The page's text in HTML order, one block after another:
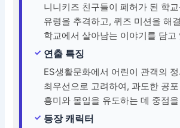
니니키즈 친구들이 폐허가 된 학
유령을 추격하고, 퀴즈 미션을 해
학교에서 살아남는 이야기를 담고
연출 특징
ES생활문화에서 어린이 관객의
최우선으로 고려하여, 과도한 공
흥미와 몰입을 유도하는 데 중점
등장 캐릭터